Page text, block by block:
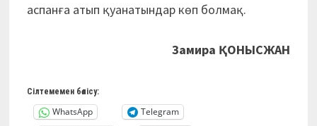
аспанға атып қуанатындар көп болмақ.
Замира ҚОНЫСЖАН
Сілтемемен бөлісу:
WhatsApp
Telegram